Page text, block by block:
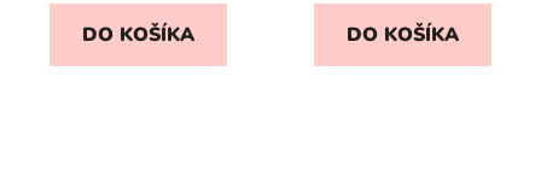
DO KOŠÍKA DO KOŠÍKA